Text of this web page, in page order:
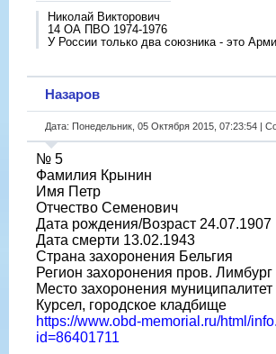
Николай Викторович
14 ОА ПВО 1974-1976
У России только два союзника - это
Назаров
Дата: Понедельник, 05 Октября 2015, 07:23:54 |
№ 5
Фамилия Крынин
Имя Петр
Отчество Семенович
Дата рождения/Возраст 24.07.1907
Дата смерти 13.02.1943
Страна захоронения Бельгия
Регион захоронения пров. Лимбург
Место захоронения муниципалитет
Курсел, городское кладбище
https://www.obd-memorial.ru/html/
id=86401711